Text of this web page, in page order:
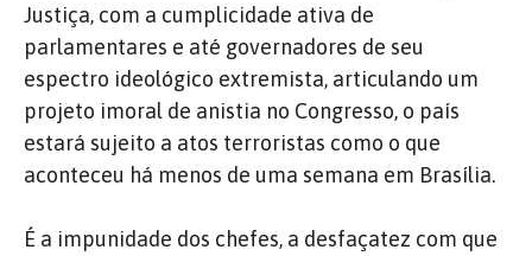
Justiça, com a cumplicidade ativa de
parlamentares e até governadores de seu
espectro ideológico extremista, articulando um
projeto imoral de anistia no Congresso, o país
estará sujeito a atos terroristas como o que
aconteceu há menos de uma semana em Brasília.
É a impunidade dos chefes, a desfaçatez com que